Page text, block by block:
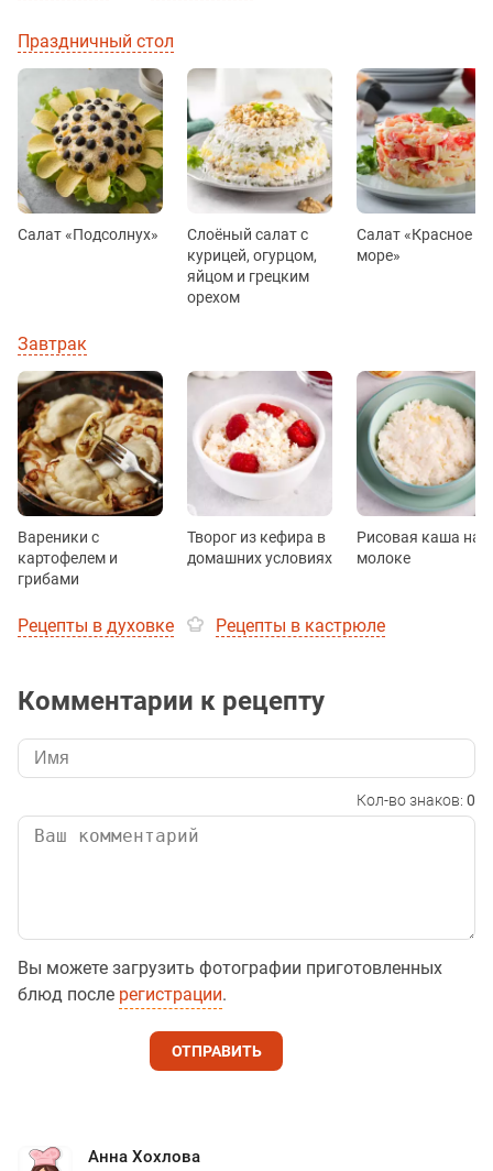
Праздничный стол
Салат «Подсолнух»
Слоёный салат с
курицей, огурцом,
яйцом и грецким
орехом
Салат «Красное
море»
Завтрак
Вареники с
картофелем и
грибами
Творог из кефира в
домашних условиях
Рисовая каша на
молоке
Рецепты в духовке Рецепты в кастрюле
Комментарии к рецепту
Кол-во знаков: 0
Вы можете загрузить фотографии приготовленных
блюд после регистрации.
ОТПРАВИТЬ
Анна Хохлова